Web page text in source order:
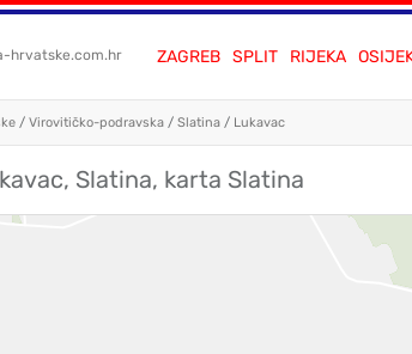
hrvatske.com.hr ZAGREB SPLIT RIJEKA
/ Virovitičko-podravska / Slatina / Lukavac
Slatina, karta Slatina